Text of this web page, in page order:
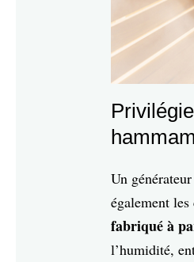
hammam
Un
également
fabriqué à
l’humidité,